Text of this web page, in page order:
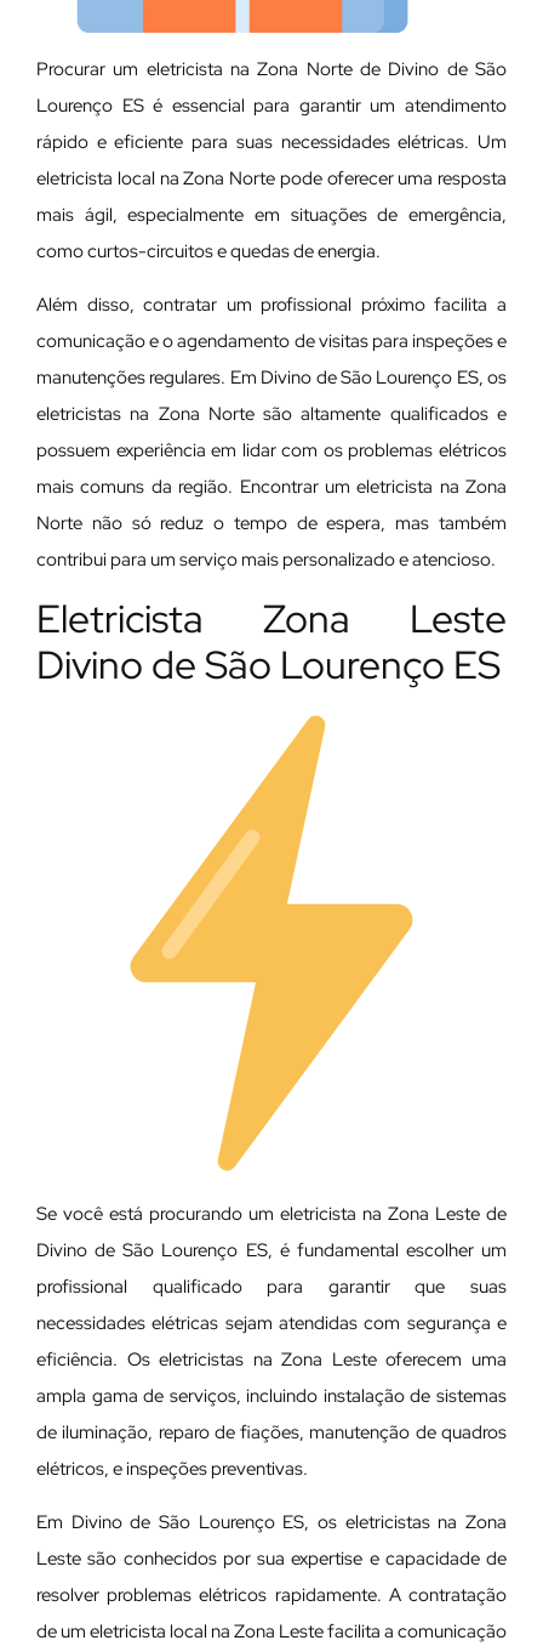
Procurar um eletricista na Zona Norte de Divino de São
Lourenço ES é essencial para garantir um atendimento
rápido e eficiente para suas necessidades elétricas. Um
eletricista local na Zona Norte pode oferecer uma resposta
mais ágil, especialmente em situações de emergência,
como curtos-circuitos e quedas de energia.
Além disso, contratar um profissional próximo facilita a
comunicação e o agendamento de visitas para inspeções e
manutenções regulares. Em Divino de São Lourenço ES, os
eletricistas na Zona Norte são altamente qualificados e
possuem experiência em lidar com os problemas elétricos
mais comuns da região. Encontrar um eletricista na Zona
Norte não só reduz o tempo de espera, mas também
contribui para um serviço mais personalizado e atencioso.
Eletricista Zona Leste
Divino de São Lourenço ES
Se você está procurando um eletricista na Zona Leste de
Divino de São Lourenço ES, é fundamental escolher um
profissional qualificado para garantir que suas
necessidades elétricas sejam atendidas com segurança e
eficiência. Os eletricistas na Zona Leste oferecem uma
ampla gama de serviços, incluindo instalação de sistemas
de iluminação, reparo de fiações, manutenção de quadros
elétricos, e inspeções preventivas.
Em Divino de São Lourenço ES, os eletricistas na Zona
Leste são conhecidos por sua expertise e capacidade de
resolver problemas elétricos rapidamente. A contratação
de um eletricista local na Zona Leste facilita a comunicação